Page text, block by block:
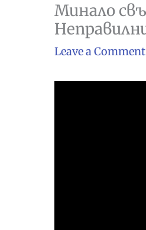
Минало
Leave a Comment